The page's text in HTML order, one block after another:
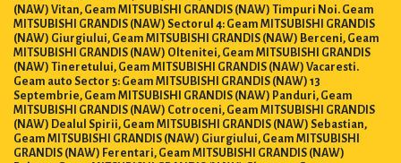
(NAW) Vitan, Geam MITSUBISHI GRANDIS (NAW) Timpuri Noi. Geam
MITSUBISHI GRANDIS (NAW) Sectorul 4: Geam MITSUBISHI GRANDIS
(NAW) Giurgiului, Geam MITSUBISHI GRANDIS (NAW) Berceni, Geam
MITSUBISHI GRANDIS (NAW) Oltenitei, Geam MITSUBISHI GRANDIS
(NAW) Tineretului, Geam MITSUBISHI GRANDIS (NAW) Vacaresti.
Geam auto Sector 5: Geam MITSUBISHI GRANDIS (NAW) 13
Septembrie, Geam MITSUBISHI GRANDIS (NAW) Panduri, Geam
MITSUBISHI GRANDIS (NAW) Cotroceni, Geam MITSUBISHI GRANDIS
(NAW) Dealul Spirii, Geam MITSUBISHI GRANDIS (NAW) Sebastian,
Geam MITSUBISHI GRANDIS (NAW) Giurgiului, Geam MITSUBISHI
GRANDIS (NAW) Ferentari, Geam MITSUBISHI GRANDIS (NAW)